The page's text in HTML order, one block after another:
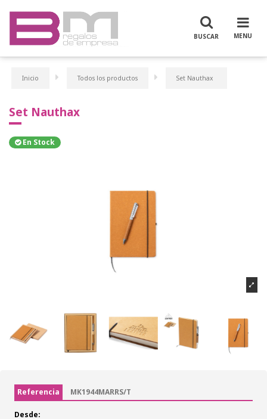
Inicio Todos los productos Set Nauthax
Set Nauthax
En Stock
Referencia MK1944MARRS/T
Desde: